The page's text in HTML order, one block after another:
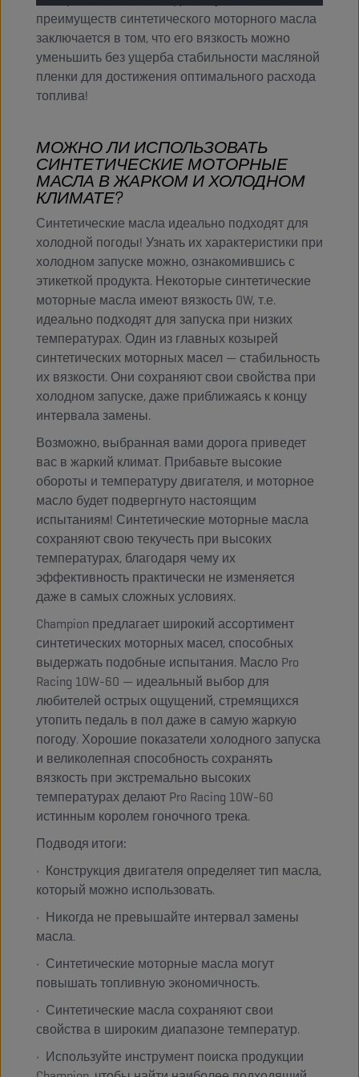
преимуществ синтетического моторного масла
заключается в том, что его вязкость можно
уменьшить без ущерба стабильности масляной
пленки для достижения оптимального расхода
топлива!
МОЖНО ЛИ ИСПОЛЬЗОВАТЬ
СИНТЕТИЧЕСКИЕ МОТОРНЫЕ
МАСЛА В ЖАРКОМ И ХОЛОДНОМ
КЛИМАТЕ?
Синтетические масла идеально подходят для
холодной погоды! Узнать их характеристики при
холодном запуске можно, ознакомившись с
этикеткой продукта. Некоторые синтетические
моторные масла имеют вязкость 0W, т.е.
идеально подходят для запуска при низких
температурах. Один из главных козырей
синтетических моторных масел — стабильность
их вязкости. Они сохраняют свои свойства при
холодном запуске, даже приближаясь к концу
интервала замены.
Возможно, выбранная вами дорога приведет
вас в жаркий климат. Прибавьте высокие
обороты и температуру двигателя, и моторное
масло будет подвергнуто настоящим
испытаниям! Синтетические моторные масла
сохраняют свою текучесть при высоких
температурах, благодаря чему их
эффективность практически не изменяется
даже в самых сложных условиях.
Champion предлагает широкий ассортимент
синтетических моторных масел, способных
выдержать подобные испытания. Масло Pro
Racing 10W-60 — идеальный выбор для
любителей острых ощущений, стремящихся
утопить педаль в пол даже в самую жаркую
погоду. Хорошие показатели холодного запуска
и великолепная способность сохранять
вязкость при экстремально высоких
температурах делают Pro Racing 10W-60
истинным королем гоночного трека.
Подводя итоги:
• Конструкция двигателя определяет тип масла,
который можно использовать.
• Никогда не превышайте интервал замены
масла.
• Синтетические моторные масла могут
повышать топливную экономичность.
• Синтетические масла сохраняют свои
свойства в широким диапазоне температур.
• Используйте инструмент поиска продукции